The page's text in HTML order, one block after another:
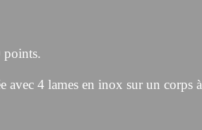
points.
avec 4 lames en inox sur un corps à